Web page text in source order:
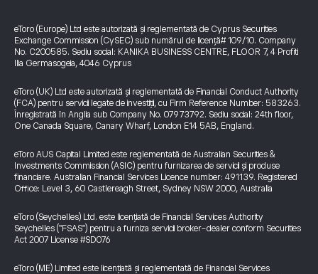
eToro (Europe) Ltd este autorizată și reglementată de Cyprus Securities
Exchange Commission (CySEC) sub numărul de licență# 109/10. Company
No. C200585. Sediu social: KANIKA BUSINESS CENTRE, FLOOR 7, 4 Profiti
Ilia Germasogeia, 4046 Cyprus
eToro (UK) Ltd este autorizată și reglementată de Financial Conduct Authority
(FCA) pentru servicii legate de investiții, cu Firm Reference Number: 583263.
Înregistrată în Anglia sub Company No. 07973792. Sediu social: 24th floor,
One Canada Square, Canary Wharf, London E14 5AB, England.
eToro AUS Capital Limited este reglementată de Australian Securities &
Investments Commission (ASIC) pentru furnizarea de servicii și produse
financiare. Australian Financial Services Licence number: 491139. Registered
Office: Level 3, 60 Castlereagh Street, Sydney NSW 2000, Australia
eToro (Seychelles) Ltd. este licențiată de Financial Services Authority
Seychelles ("FSAS") pentru a furniza servicii broker-dealer conform Securities
Act 2007 License #SD076
eToro (ME) Limited este licențiată și reglementată de Financial Services